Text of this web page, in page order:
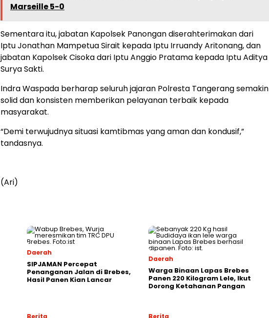
Marseille 5-0
Sementara itu, jabatan Kapolsek Panongan diserahterimakan dari
Iptu Jonathan Mampetua Sirait kepada Iptu Irruandy Aritonang, dan
jabatan Kapolsek Cisoka dari Iptu Anggio Pratama kepada Iptu Aditya
Surya Sakti.
Indra Waspada berharap seluruh jajaran Polresta Tangerang semakin
solid dan konsisten memberikan pelayanan terbaik kepada
masyarakat.
“Demi terwujudnya situasi kamtibmas yang aman dan kondusif,”
tandasnya.
(Ari)
Daerah
SIPJAMAN Percepat
Penanganan Jalan di Brebes,
Hasil Panen Kian Lancar
Daerah
Warga Binaan Lapas Brebes
Panen 220 Kilogram Lele, Ikut
Dorong Ketahanan Pangan
Berita Berita